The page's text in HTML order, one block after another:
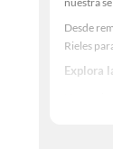
Desde
Rieles
Explora